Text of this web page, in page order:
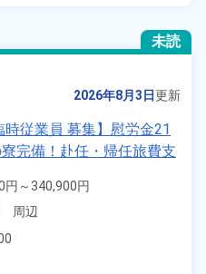
未読
2026年8月3日更新
従業員 募集】慰労金21
完備！赴任・帰任旅費支
★《勤務地：栃木県》
円～340,900円
10,000円
周辺